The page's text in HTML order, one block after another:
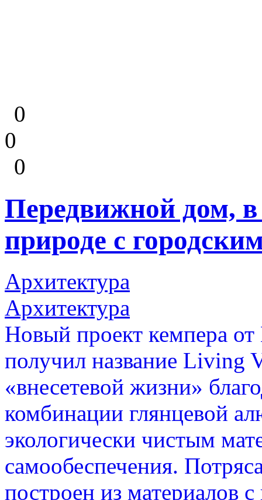
0
0
0
Передвижной дом,
природе с
Архитектура
Архитектура
Новый проект кемпера
получил название Living
«внесетевой жизни»
комбинации глянцевой
экологически чистым
самообеспечения.
построен из материалов